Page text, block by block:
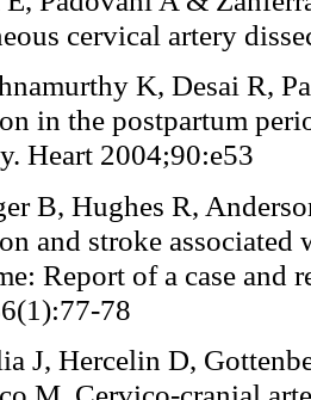
cervical artery
K, Desai R,
in the postpartum
Heart 2004;90:e53
B, Hughes R,
and stroke
Report of a case
78
J, Hercelin D,